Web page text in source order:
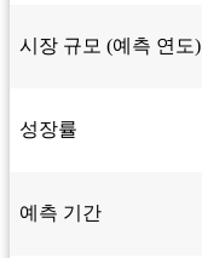
시장 규모 (예측 연도)
성장률
예측 기간